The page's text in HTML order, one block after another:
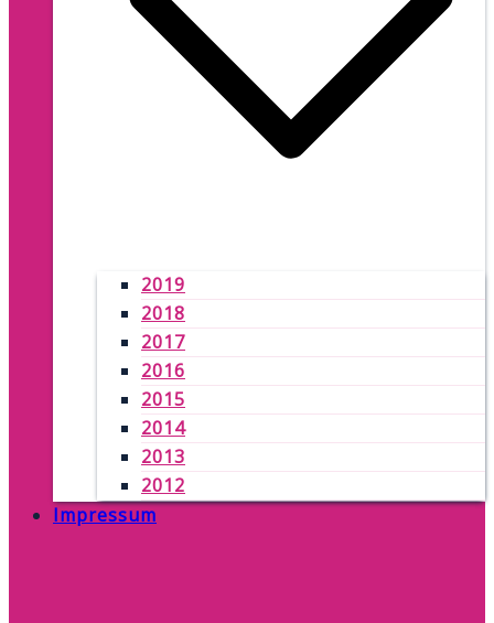
2019
2018
2017
2016
2015
2014
2013
2012
Impressum